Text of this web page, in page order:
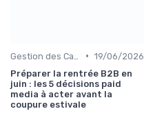
• 19/06/2026
Préparer la rentrée B2B en
juin : les 5 décisions paid
media à acter avant la
coupure estivale